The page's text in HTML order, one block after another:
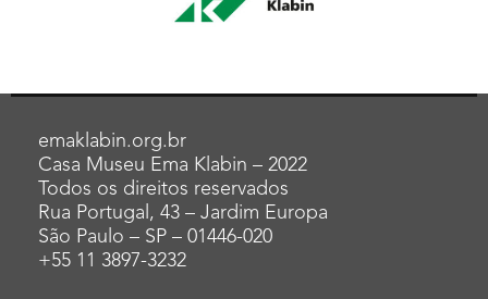
emaklabin.org.br
Casa Museu Ema Klabin – 2022
Todos os direitos reservados
Rua Portugal, 43 – Jardim Europa
São Paulo – SP – 01446-020
+55 11 3897-3232